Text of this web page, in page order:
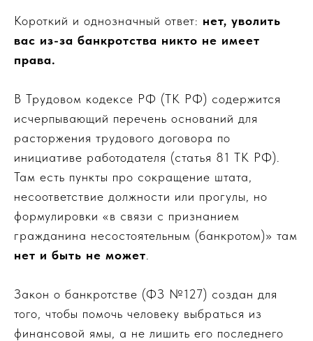
Короткий и однозначный ответ: нет, уволить
вас из-за банкротства никто не имеет
права.
В Трудовом кодексе РФ (ТК РФ) содержится
исчерпывающий перечень оснований для
расторжения трудового договора по
инициативе работодателя (статья 81 ТК РФ).
Там есть пункты про сокращение штата,
несоответствие должности или прогулы, но
формулировки «в связи с признанием
гражданина несостоятельным (банкротом)» там
нет и быть не может
Закон о банкротстве (ФЗ №127) создан для
того, чтобы помочь человеку выбраться из
финансовой ямы, а не лишить его последнего